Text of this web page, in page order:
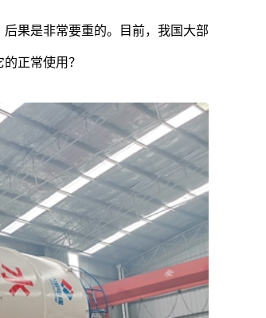
果是非常要重的。目前，我国大部
正常使用？